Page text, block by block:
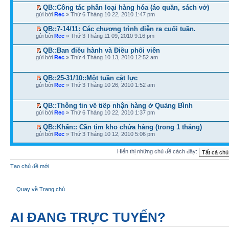
QB::Công tác phân loại hàng hóa (áo quần, sách vở)
gửi bởi Rec » Thứ 6 Tháng 10 22, 2010 1:47 pm
QB::7-14/11: Các chương trình diễn ra cuối tuần.
gửi bởi Rec » Thứ 3 Tháng 11 09, 2010 9:16 pm
QB::Ban điều hành và Điều phối viên
gửi bởi Rec » Thứ 4 Tháng 10 13, 2010 12:52 am
QB::25-31/10::Một tuần cật lực
gửi bởi Rec » Thứ 3 Tháng 10 26, 2010 1:52 am
QB::Thông tin về tiếp nhận hàng ở Quảng Bình
gửi bởi Rec » Thứ 6 Tháng 10 22, 2010 1:37 pm
QB::Khẩn:: Cần tìm kho chứa hàng (trong 1 tháng)
gửi bởi Rec » Thứ 3 Tháng 10 12, 2010 5:06 pm
Hiển thị những chủ đề cách đây:
Tạo chủ đề mới
Quay về Trang chủ
AI ĐANG TRỰC TUYẾN?